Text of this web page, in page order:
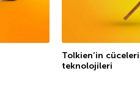
Tolkien’in
teknolojileri